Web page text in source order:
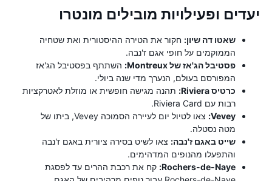
יעדים ופעילויות מובילים מונטרו
שאטו דה שיון: חקור את הטירה ההיסטורית ואת שטחיה
הממוקמים על חופי אגם ז'נבה.
פסטיבל הג'אז של Montreux:
השתתף בפסטיבל הג'אז
המפורסם בעולם, הנערך מדי שנה ביולי.
כרטיס Riviera:
תהנה מגישה חופשית או מוזלת לאטרקציות
רבות עם Riviera Card.
Vevey:
צאו לטיול יום לעיירה הסמוכה Vevey, ביתו של
מטה נסטלה.
שייט באגם ז'נבה: צאו לשיט בסירה ציורית באגם ז'נבה
והתפעלו מהנופים המדהימים.
Rochers-de-Naye: קח את רכבת ההרים עד לפסגת